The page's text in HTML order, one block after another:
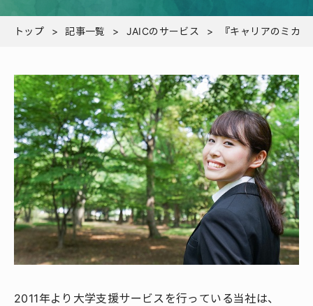
トップ 記事一覧 JAICのサービス 『キャリアのミカ
2011年より大学支援サービスを行っている当社は、